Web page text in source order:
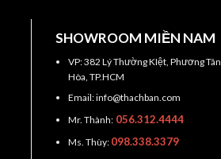
SHOWROOM MIỀN NAM
VP: 382 Lý Thường KIệt, Phương Tân
Hòa, TP.HCM
Email: info@thachban.com
Mr. Thành:056.312.4444
Ms. Thùy: 098.338.3379